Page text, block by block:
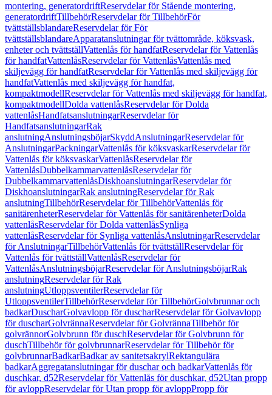
montering, generatordriftReservdelar för Stående montering,
generatordriftTillbehörReservdelar för TillbehörFör
tvättställsblandareReservdelar för För
tvättställsblandareApparatanslutningar för tvättområde, köksvask,
enheter och tvättställVattenlås för handfatReservdelar för Vattenlås
för handfatVattenlåsReservdelar för VattenlåsVattenlås med
skiljevägg för handfatReservdelar för Vattenlås med skiljevägg för
handfatVattenlås med skiljevägg för handfat,
kompaktmodellReservdelar för Vattenlås med skiljevägg för handfat,
kompaktmodellDolda vattenlåsReservdelar för Dolda
vattenlåsHandfatsanslutningarReservdelar för
HandfatsanslutningarRak
anslutningAnslutningsböjarSkyddAnslutningarReservdelar för
AnslutningarPackningarVattenlås för köksvaskarReservdelar för
Vattenlås för köksvaskarVattenlåsReservdelar för
VattenlåsDubbelkammarvattenlåsReservdelar för
DubbelkammarvattenlåsDiskhoanslutningarReservdelar för
DiskhoanslutningarRak anslutningReservdelar för Rak
anslutningTillbehörReservdelar för TillbehörVattenlås för
sanitärenheterReservdelar för Vattenlås för sanitärenheterDolda
vattenlåsReservdelar för Dolda vattenlåsSynliga
vattenlåsReservdelar för Synliga vattenlåsAnslutningarReservdelar
för AnslutningarTillbehörVattenlås för tvättställReservdelar för
Vattenlås för tvättställVattenlåsReservdelar för
VattenlåsAnslutningsböjarReservdelar för AnslutningsböjarRak
anslutningReservdelar för Rak
anslutningUtloppsventilerReservdelar för
UtloppsventilerTillbehörReservdelar för TillbehörGolvbrunnar och
badkarDuscharGolvavlopp för duscharReservdelar för Golvavlopp
för duscharGolvrännaReservdelar för GolvrännaTillbehör för
golvrännorGolvbrunn för duschReservdelar för Golvbrunn för
duschTillbehör för golvbrunnarReservdelar för Tillbehör för
golvbrunnarBadkarBadkar av sanitetsakrylRektangulära
badkarAggregatanslutningar för duschar och badkarVattenlås för
duschkar, d52Reservdelar för Vattenlås för duschkar, d52Utan propp
för avloppReservdelar för Utan propp för avloppPropp för